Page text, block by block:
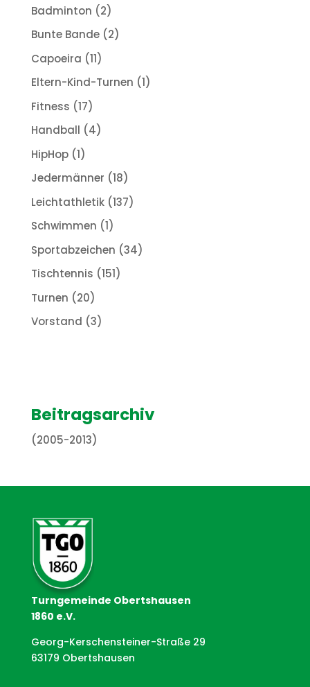
Badminton (2)
Bunte Bande(2)
Capoeira (11)
Eltern-Kind-Turnen (1)
Fitness (17)
Handball (4)
HipHop(1)
Jedermänner (18)
Leichtathletik(137)
Schwimmen (1)
Sportabzeichen (34)
Tischtennis (151)
Turnen (20)
Vorstand (3)
Beitragsarchiv
(2005-2013)
Turngemeinde Obertshausen
1860 e.V.
Georg-Kerschensteiner-Straße 29
63179 Obertshausen